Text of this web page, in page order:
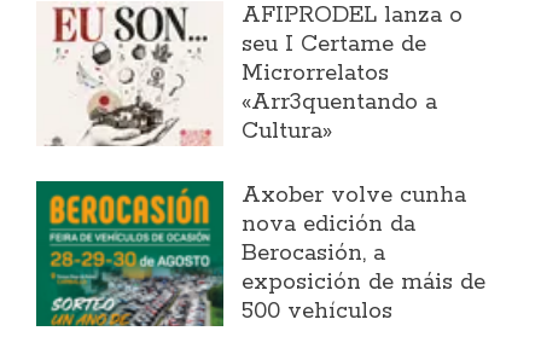
AFIPRODEL lanza o
seu I Certame de
Microrrelatos
«Arr3quentando a
Cultura»
Axober volve cunha
nova edición da
Berocasión, a
exposición de máis de
500 vehículos